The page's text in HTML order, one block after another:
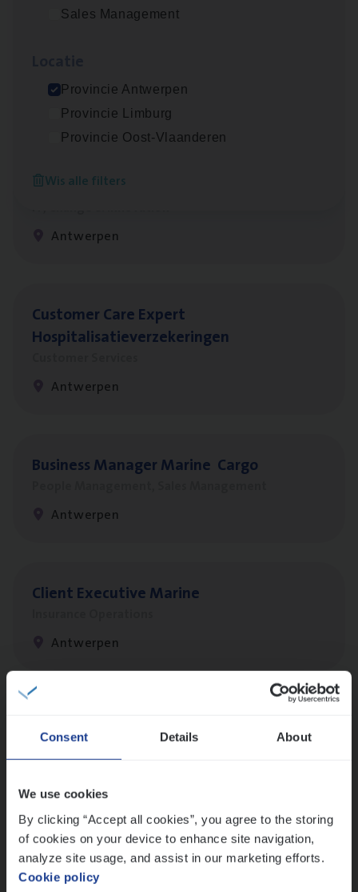
Consent Details About
We use cookies
By clicking “Accept all cookies”, you agree to the storing
of cookies on your device to enhance site navigation,
analyze site usage, and assist in our marketing efforts.
Cookie policy
Sales Management
Provincie Antwerpen
Provincie Limburg
Provincie Oost-Vlaanderen
Wis alle filters
Insurance Operations
Beveren
Test Ana­lyst
Antwerpen
Cus­to­mer Care Expert
Hospitalisatieverzekeringen
Antwerpen
Busi­ness Mana­ger Mari­ne Cargo
Antwerpen
Client Exe­cu­ti­ve Marine
Antwerpen
Insurance Operations
Dos­sier­be­heer­der Onder­ne­min­gen Van­b­
re­da Huys­mans — Mechelen